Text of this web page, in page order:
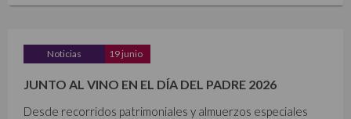
Noticias 19 junio
JUNTO AL VINO EN EL DÍA DEL PADRE 2026
Desde recorridos patrimoniales y almuerzos especiales